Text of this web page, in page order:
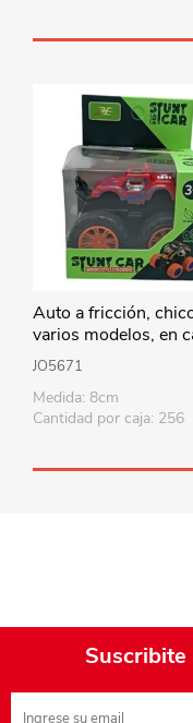
Auto a fricción,
varios modelos, en
JO5671
Medida: 8cm
Cantidad por caja: 256